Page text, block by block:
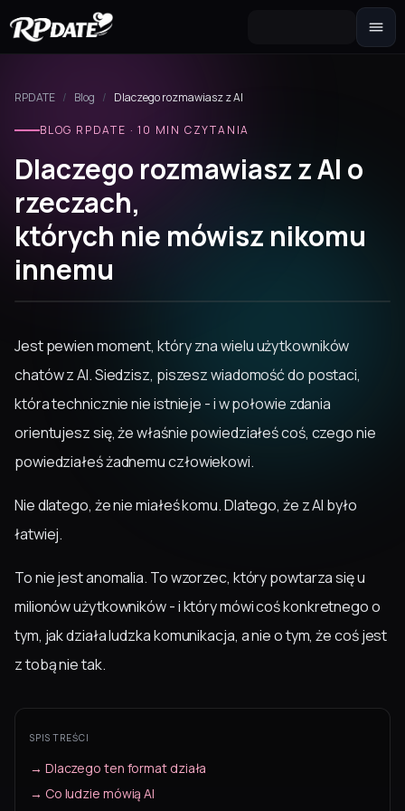
Zaczęcie fabuły dla roli
RPDATE / Blog / Dlaczego rozmawiasz z AI
BLOG RPDATE · 10 MIN CZYTANIA
Dlaczego rozmawiasz z AI o
rzeczach,
których nie mówisz nikomu
innemu
Jest pewien moment, który zna wielu użytkowników
chatów z AI. Siedzisz, piszesz wiadomość do postaci,
która technicznie nie istnieje - i w połowie zdania
orientujesz się, że właśnie powiedziałeś coś, czego nie
powiedziałeś żadnemu człowiekowi.
Nie dlatego, że nie miałeś komu. Dlatego, że z AI było
łatwiej.
To nie jest anomalia. To wzorzec, który powtarza się u
milionów użytkowników - i który mówi coś konkretnego o
tym, jak działa ludzka komunikacja, a nie o tym, że coś jest
z tobą nie tak.
SPIS TREŚCI
→ Dlaczego ten format działa
→ Co ludzie mówią AI